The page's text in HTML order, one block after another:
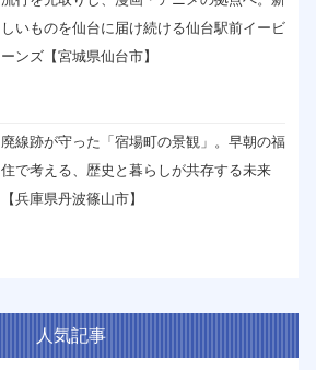
しいものを仙台に届け続ける仙台駅前イービ
ーンズ【宮城県仙台市】
廃線跡が守った「宿場町の景観」。早朝の福
住で考える、歴史と暮らしが共存する未来
【兵庫県丹波篠山市】
人気記事